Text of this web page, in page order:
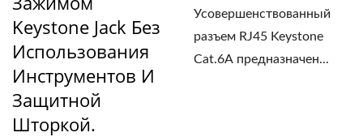
Keystone Jack Без
Использования
Инструментов И
Защитной
Шторкой.
Усовершенствованный
разъем RJ45 Keystone
Cat.6A предназначен...